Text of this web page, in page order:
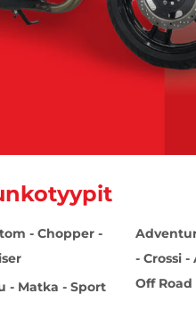
- Chopper -
- Matka - Sport
- Crossi -
Off Road